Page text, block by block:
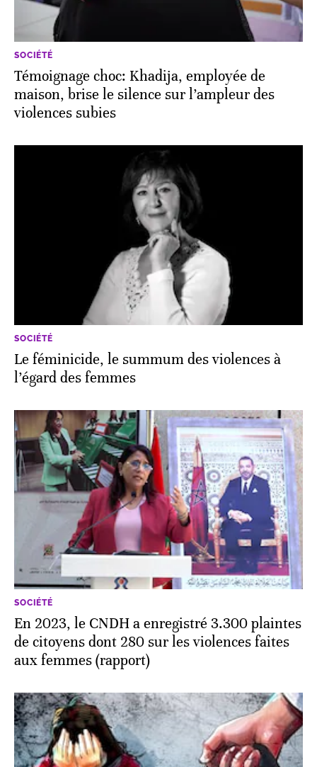
SOCIÉTÉ
Témoignage choc: Khadija, employée de
maison, brise le silence sur l’ampleur des
violences subies
SOCIÉTÉ
Le féminicide, le summum des violences à
l’égard des femmes
SOCIÉTÉ
En 2023, le CNDH a enregistré 3.300 plaintes
de citoyens dont 280 sur les violences faites
aux femmes (rapport)